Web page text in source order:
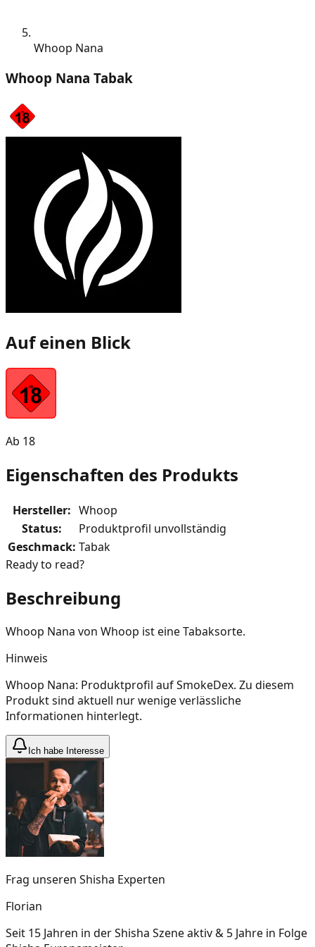
Whoop Nana
Whoop Nana Tabak
Auf einen Blick
Ab 18
Eigenschaften des Produkts
Hersteller: Whoop
Status:
Produktprofil unvollständig
Geschmack: Tabak
Ready to read?
Beschreibung
Whoop Nana von Whoop ist eine Tabaksorte.
Hinweis
Whoop Nana: Produktprofil auf SmokeDex. Zu diesem
Produkt sind aktuell nur wenige verlässliche
Informationen hinterlegt.
Ich habe Interesse
Frag unseren Shisha Experten
Florian
Seit 15 Jahren in der Shisha Szene aktiv & 5 Jahre in Folge